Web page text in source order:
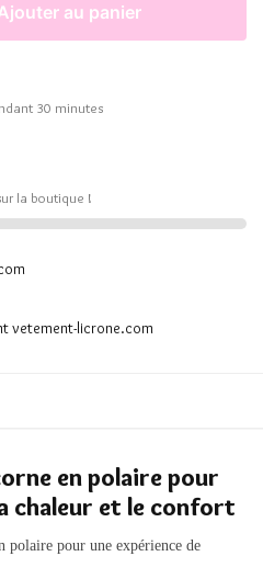
au panier
30 minutes
la boutique !
en polaire pour
chaleur et le confort
polaire pour une expérience de